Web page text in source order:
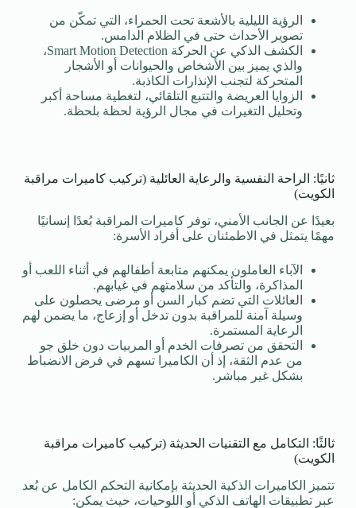
الرؤية الليلية بالأشعة تحت الحمراء، التي تمكّن من
تصوير الأحداث حتى في الظلام الدامس.
الكشف الذكي عن الحركة Smart Motion Detection،
والذي يميز بين الأشخاص والحيوانات أو الأشجار
المتحركة لتجنب الإنذارات الكاذبة.
الزوايا العريضة والتتبع التلقائي، لتغطية مساحة أكبر
وتحليل التغيرات في مجال الرؤية لحظة بلحظة.
ثانيًا: الراحة النفسية والرعاية العائلية (تركيب كاميرات مراقبة
الكويت)
بعيدًا عن الجانب الأمني، توفر كاميرات المراقبة بُعدًا إنسانيًا
مهمًا يتمثل في الاطمئنان على أفراد الأسرة:
الآباء العاملون يمكنهم متابعة أطفالهم في أثناء اللعب أو
المذاكرة، والتأكد من سلامتهم في غيابهم.
العائلات التي تضم كبار السن أو مرضى يحصلون على
وسيلة آمنة للمراقبة بدون تدخل أو إزعاج، ما يضمن لهم
الرعاية المستمرة.
التحقق من تصرفات الخدم أو المربيات دون خلق جو
من عدم الثقة، إذ أن الكاميرا تسهم في فرض الانضباط
بشكل غير مباشر.
ثالثًا: التكامل مع التقنيات الحديثة (تركيب كاميرات مراقبة
الكويت)
تتميز الكاميرات الذكية الحديثة بإمكانية التحكم الكامل عن بُعد
عبر تطبيقات الهاتف الذكي أو اللوحيات، حيث يمكن: